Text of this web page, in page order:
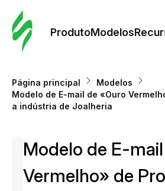
ProdutoModelos
Página principal
Modelos
Modelo de E-mail de «Ouro
a indústria de Joalheria
Modelo de E-
Vermelho» de